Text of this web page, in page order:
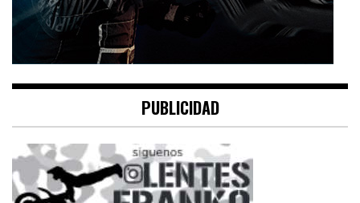
PUBLICIDAD